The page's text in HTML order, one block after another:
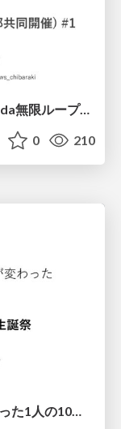
(全日本人)待望のS3トリガーの Lambda無限ループ対応について / chibaraki-1
0 210
AWS Lambdaに出会って人生が変わった 1人の10年間 /awslambda10th